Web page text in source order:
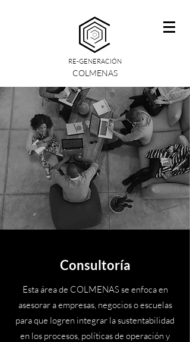
RE-GENERACIÓN
COLMENAS
Consultoría
Esta área de COLMENAS se enfoca en
asesorar a empresas, negocios o escuelas
para que logren integrar la sustentabilidad
en los procesos, políticas de operación y